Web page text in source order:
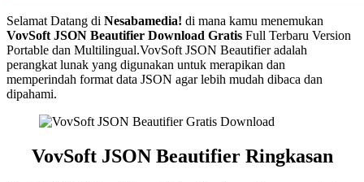
Selamat Datang di Nesabamedia! di mana kamu menemukan
VovSoft JSON Beautifier Download Gratis Full Terbaru Version
Portable dan Multilingual.VovSoft JSON Beautifier adalah
perangkat lunak yang digunakan untuk merapikan dan
memperindah format data JSON agar lebih mudah dibaca dan
dipahami.
VovSoft JSON Beautifier Ringkasan